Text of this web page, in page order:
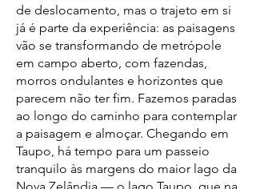
de deslocamento, mas o trajeto em si
já é parte da experiência: as paisagens
vão se transformando de metrópole
em campo aberto, com fazendas,
morros ondulantes e horizontes que
parecem não ter fim. Fazemos paradas
ao longo do caminho para contemplar
a paisagem e almoçar. Chegando em
Taupo, há tempo para um passeio
tranquilo às margens do maior lago da